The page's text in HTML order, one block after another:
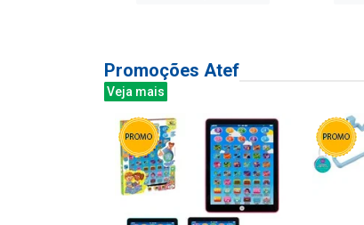
Promoções Atef
Veja mais